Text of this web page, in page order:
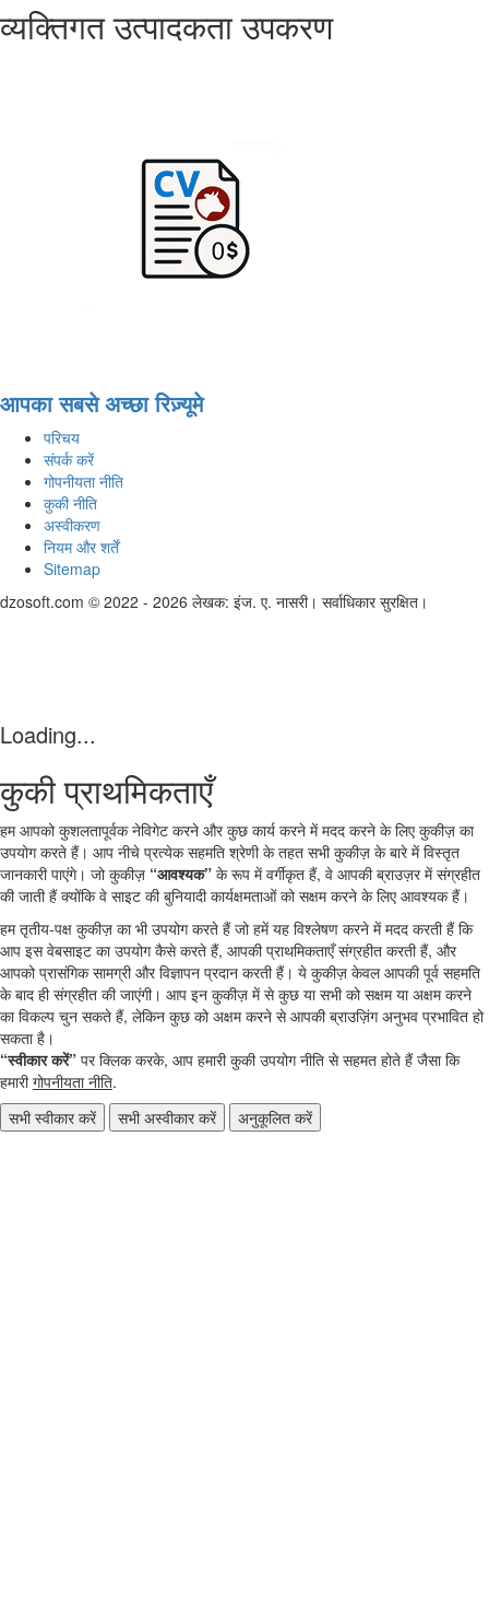
व्यक्तिगत उत्पादकता उपकरण
आपका सबसे अच्छा रिज़्यूमे
परिचय
संपर्क करें
गोपनीयता नीति
कुकी नीति
अस्वीकरण
नियम और शर्तें
Sitemap
dzosoft.com © 2022 - 2026 लेखक: इंज. ए. नासरी। सर्वाधिकार सुरक्षित।
Loading...
कुकी प्राथमिकताएँ
हम आपको कुशलतापूर्वक नेविगेट करने और कुछ कार्य करने में मदद करने के लिए कुकीज़ का
उपयोग करते हैं। आप नीचे प्रत्येक सहमति श्रेणी के तहत सभी कुकीज़ के बारे में विस्तृत
जानकारी पाएंगे। जो कुकीज़ “आवश्यक” के रूप में वर्गीकृत हैं, वे आपकी ब्राउज़र में संग्रहीत
की जाती हैं क्योंकि वे साइट की बुनियादी कार्यक्षमताओं को सक्षम करने के लिए आवश्यक हैं।
हम तृतीय‑पक्ष कुकीज़ का भी उपयोग करते हैं जो हमें यह विश्लेषण करने में मदद करती हैं कि
आप इस वेबसाइट का उपयोग कैसे करते हैं, आपकी प्राथमिकताएँ संग्रहीत करती हैं, और
आपको प्रासंगिक सामग्री और विज्ञापन प्रदान करती हैं। ये कुकीज़ केवल आपकी पूर्व सहमति
के बाद ही संग्रहीत की जाएंगी। आप इन कुकीज़ में से कुछ या सभी को सक्षम या अक्षम करने
का विकल्प चुन सकते हैं, लेकिन कुछ को अक्षम करने से आपकी ब्राउज़िंग अनुभव प्रभावित हो
सकता है।
“स्वीकार करें” पर क्लिक करके, आप हमारी कुकी उपयोग नीति से सहमत होते हैं जैसा कि
हमारीगोपनीयता नीति.
सभी स्वीकार करें
सभी अस्वीकार करें अनुकूलित करें